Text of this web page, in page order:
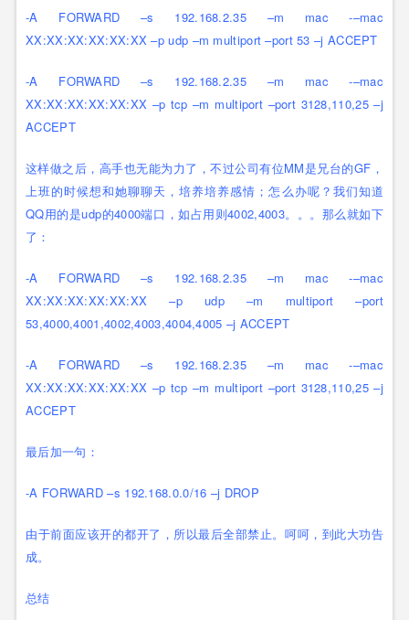
-A FORWARD –s 192.168.2.35 –m mac -–mac
XX:XX:XX:XX:XX:XX –p udp –m multiport –port 53 –j ACCEPT
-A FORWARD –s 192.168.2.35 –m mac -–mac
XX:XX:XX:XX:XX:XX –p tcp –m multiport –port 3128,110,25 –j
ACCEPT
这样做之后，高手也无能为力了，不过公司有位MM是兄台的GF，
上班的时候想和她聊聊天，培养培养感情；怎么办呢？我们知道
QQ用的是udp的4000端口，如占用则4002,4003。。。那么就如下
了：
-A FORWARD –s 192.168.2.35 –m mac -–mac
XX:XX:XX:XX:XX:XX –p udp –m multiport –port
53,4000,4001,4002,4003,4004,4005 –j ACCEPT
-A FORWARD –s 192.168.2.35 –m mac -–mac
XX:XX:XX:XX:XX:XX –p tcp –m multiport –port 3128,110,25 –j
ACCEPT
最后加一句：
-A FORWARD –s 192.168.0.0/16 –j DROP
由于前面应该开的都开了，所以最后全部禁止。呵呵，到此大功告
成。
总结